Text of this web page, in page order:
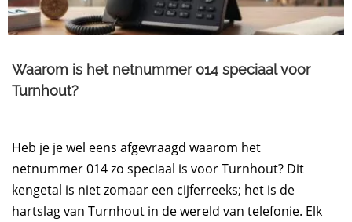
Waarom is het netnummer 014 speciaal voor
Turnhout?
Heb je je wel eens afgevraagd waarom het
netnummer 014 zo speciaal is voor Turnhout? Dit
kengetal is niet zomaar een cijferreeks; het is de
hartslag van Turnhout in de wereld van telefonie. Elk